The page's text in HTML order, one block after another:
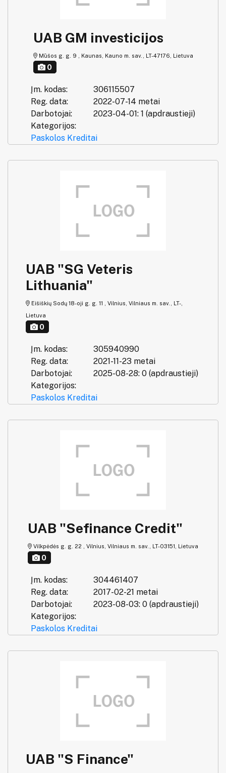
UAB GM investicijos
Mūšos g. g. 9 , Kaunas, Kauno m. sav., LT-47176, Lietuva
0
Įm. kodas:
306115507
Reg. data:
2022-07-14 metai
Darbotojai:
2023-04-01: 1 (apdraustieji)
Kategorijos:
Paskolos Kreditai
UAB "SG Veteris
Lithuania"
Eišiškių Sodų 18-oji g. g. 11 , Vilnius, Vilniaus m. sav., LT-,
Lietuva
0
Įm. kodas:
305940990
Reg. data:
2021-11-23 metai
Darbotojai:
2025-08-28: 0 (apdraustieji)
Kategorijos:
Paskolos Kreditai
UAB "Sefinance Credit"
Vilkpėdės g. g. 22 , Vilnius, Vilniaus m. sav., LT-03151, Lietuva
0
Įm. kodas:
304461407
Reg. data:
2017-02-21 metai
Darbotojai:
2023-08-03: 0 (apdraustieji)
Kategorijos:
Paskolos Kreditai
UAB "S Finance"